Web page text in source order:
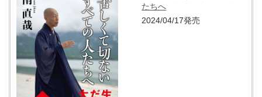
たちへ
2024/04/17発売